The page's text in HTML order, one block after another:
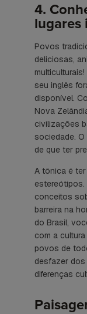
4.
lugares
Povos
deliciosas,
seu inglês
disponível.
Nova
civilizações
sociedade.
de que ter
A tônica é
estereótipos.
conceitos
barreira na
do Brasil,
com a
povos de
desfazer dos
diferenças